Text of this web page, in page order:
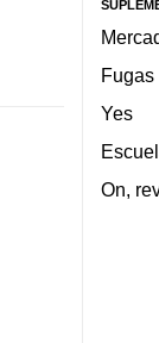
Fugas
Yes
On,